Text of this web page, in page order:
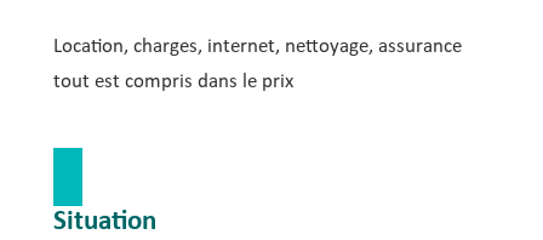
Location, charges, internet, nettoyage, assurance
tout est compris dans le prix
Situation